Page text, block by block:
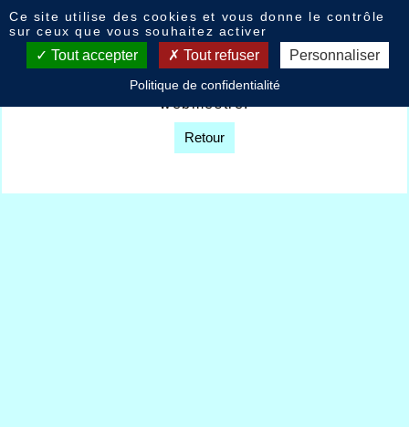
Livre d'or
Option non disponible sur décision du
webmestre.
Retour
Ce site utilise des cookies et vous donne le contrôle
sur ceux que vous souhaitez activer
Tout accepter Tout refuser Personnaliser
Politique de confidentialité